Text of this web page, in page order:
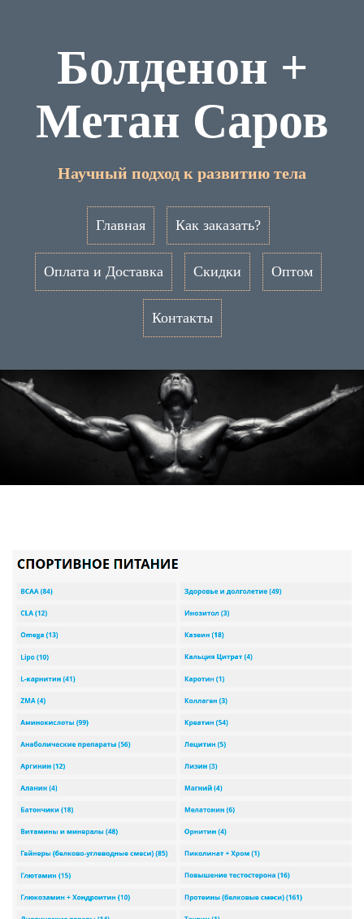
Болденон +
Метан Саров
Научный подход к развитию тела
Главная Как заказать?
Оплата и Доставка Скидки Оптом
Контакты